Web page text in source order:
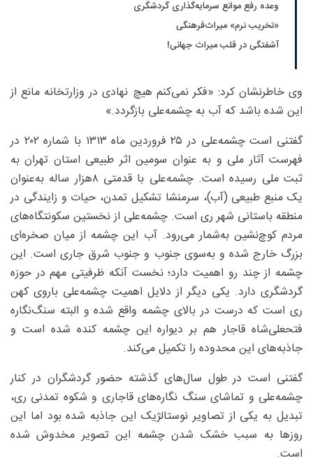
وعده رفع موانع سرمایه‌گذاری گردشگری
«تخریب نرم» میراث‌فرهنگی
آشفتگی در قلب میراث جهانی!
وی خاطرنشان کرد: «فکر نمی‌کنم هیچ نهادی در وزارتخانه مانع از
این شده باشد که آب به چشمه‌علی بازگردد.»
گفتنی است چشمه‌علی‌ در ۲۵ فروردین ماه ۱۳۱۳ با شماره ۲۰۲ در
فهرست آثار ملی و به عنوان سومین اثر طبیعی استان تهران به
ثبت ملی رسیده است. چشمه‌علی با قدمتی ۸‌هزار ساله به‌عنوان
یک منبع طبیعی (آب)، سرمنشا تشکیل تمدن، حیات و زایندگی در
منطقه باستانی شهر ری است. چشمه‌علی از نخستین سکونتگاه‌های
مردم کوچ‌نشین به‌شمار می‌رود. آب این چشمه از میان صخره‌ای
بزرگ خارج شده و به‌سوی جنوب و جنوب شرق جاری است. این
چشمه از چند رو اهمیت دارد؛ نخست آنکه ظرفیتی مهم در حوزه
گردشگری دارد. یکی دیگر از دلایل اهمیت چشمه‌علی باروی کهن
ری است که درست در بالای چشمه واقع شده و البته سنگ‌نگاره
فتحعلی‌شاه قاجار هم بر دیواره این چشمه کنده شده ‌است و
جاذبه‌های این محدوده را تکمیل می‌کند.
گفتنی است در طول سال‌های گذشته حضور گردشگران در کنار
چشمه‌علی و تماشای سنگ نگاره‌های قاجاری و شکوه تمدنی ری،
تبدیل به یکی از تصاویر نوستالژیک این جاذبه شده بود اما این
روزها به سبب خشک شدن چشمه این تصویر مخدوش شده
است.